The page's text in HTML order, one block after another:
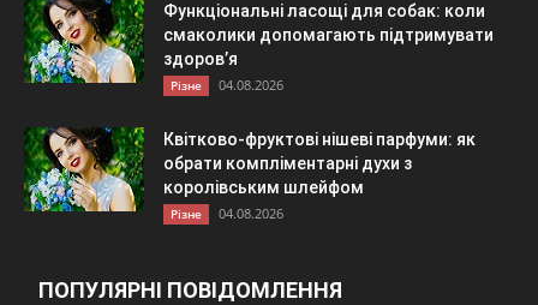
Функціональні ласощі для собак: коли
смаколики допомагають підтримувати
здоров’я
Різне 04.08.2026
Квітково-фруктові нішеві парфуми: як
обрати компліментарні духи з
королівським шлейфом
Різне 04.08.2026
ПОПУЛЯРНІ ПОВІДОМЛЕННЯ